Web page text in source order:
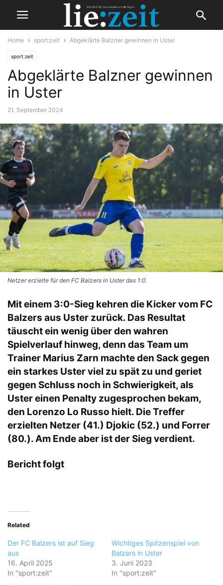
Home sport:zeit Abgeklärte Balzner gewinnen in Uster
sport:zeit
Abgeklärte Balzner gewinnen
in Uster
21. September 2024
Netzer erzielte für den FC Balzers in Uster das 1:0.
Mit einem 3:0-Sieg kehren die Kicker vom FC
Balzers aus Uster zurück. Das Resultat
täuscht ein wenig über den wahren
Spielverlauf hinweg, denn das Team um
Trainer Marius Zarn machte den Sack gegen
ein starkes Uster viel zu spät zu und geriet
gegen Schluss noch in Schwierigkeit, als
Uster einen Penalty zugesprochen bekam,
den Lorenzo Lo Russo hielt. Die Treffer
erzielten Netzer (41.) Djokic (52.) und Forrer
(80.). Am Ende aber ist der Sieg verdient.
Bericht folgt
Related
Der FC Balzers ist auf Sieg
aus
16. April 2025
In "sport:zeit"
Wichtiges Spitzenspiel von
Balzers in Uster
3. Juni 2023
In "sport:zeit"